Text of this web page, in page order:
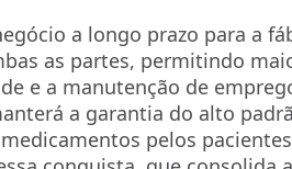
a longo prazo para a
as partes, permitindo
e a manutenção de
a garantia do alto
pelos